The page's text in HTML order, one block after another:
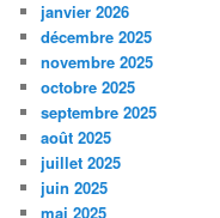
janvier 2026
décembre 2025
novembre 2025
octobre 2025
septembre 2025
août 2025
juillet 2025
juin 2025
mai 2025